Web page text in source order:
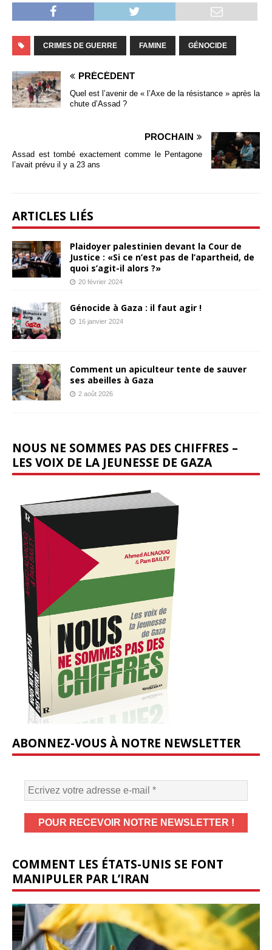
CRIMES DE GUERRE FAMINE GÉNOCIDE
PRÉCÉDENT
Quel est l’avenir de « l’Axe de la résistance » après la
chute d’Assad ?
PROCHAIN
Assad est tombé exactement comme le Pentagone
l’avait prévu il y a 23 ans
ARTICLES LIÉS
Plaidoyer palestinien devant la Cour de
Justice : «Si ce n’est pas de l’apartheid, de
quoi s’agit-il alors ?»
20 février 2024
Génocide à Gaza : il faut agir !
16 janvier 2024
Comment un apiculteur tente de sauver
ses abeilles à Gaza
2 août 2026
NOUS NE SOMMES PAS DES CHIFFRES –
LES VOIX DE LA JEUNESSE DE GAZA
ABONNEZ-VOUS À NOTRE NEWSLETTER
COMMENT LES ÉTATS-UNIS SE FONT
MANIPULER PAR L’IRAN